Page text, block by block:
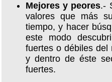
Mejores y peores.-
valores que más
tiempo, y hacer
este modo
fuertes o débiles del
y dentro de éste
fuertes.